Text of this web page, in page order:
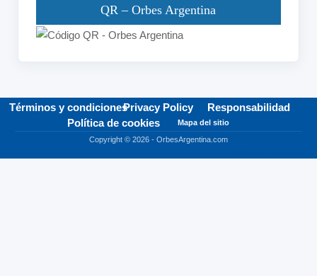
QR – Orbes Argentina
Términos y condicionesPrivacy Policy
Responsabilidad
Política de cookies
Mapa del sitio
Copyright © 2026 - OrbesArgentina.com